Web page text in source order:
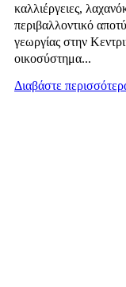
καλλιέργειες,
περιβαλλοντικό
γεωργίας στην
οικοσύστημα...
Διαβάστε